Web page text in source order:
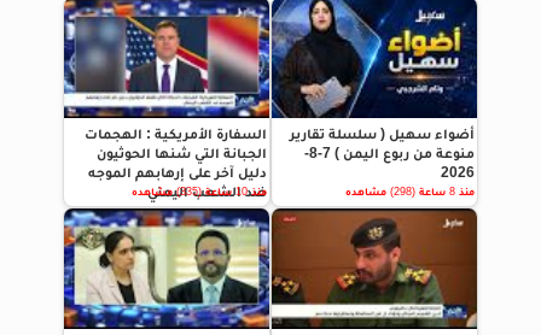
أضواء سهيل ( سلسلة تقارير
منوعة من ربوع اليمن ) 7-8-
2026
منذ 8 ساعة (298) مشاهده
السفارة الأمريكية : الهجمات
الجبانة التي شنها الحوثيون
دليل آخر على إرهابهم الموجه
ضد الشعب اليمني
منذ 10 ساعة (335) مشاهده